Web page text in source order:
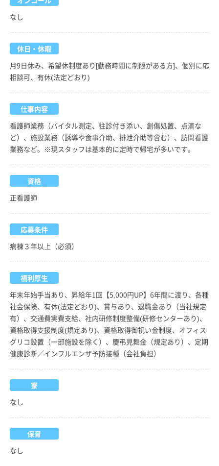
なし
休日・休暇
月9日休み、希望休制度あり[勤務時間に制限がある方]、個別に応
相談可、有休(法定どおり)
仕事内容
看護師業務（バイタル測定、往診付き添い、創傷処置、点滴な
ど）、施設業務（誘導や食事介助、排泄介助等含む）、訪問看護
業務など。※現スタッフは基本的に定時で帰宅が多いです。
資格
正看護師
応募条件
病棟３年以上（必須）
福利厚生
年末年始手当あり、昇給年1回【5,000円UP】6年間に渡り、各種
社会保険、有休(法定どおり)、賞与あり、退職金あり（当社規定
有）、交通費実費支給、社内研修制度整備(研修センターあり)、
資格取得支援制度(規定あり)、資格取得御祝い金制度、オフィス
グリコ設置（一部施設を除く）、慶弔見舞金（規定あり）、定期
健康診断／インフルエンザ予防接種（会社負担）
寮
なし
保育
なし